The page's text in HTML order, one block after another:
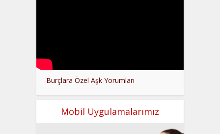
Burçlara Özel Aşk Yorumları
Mobil Uygulamalarımız